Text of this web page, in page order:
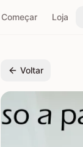
Começar Loja
Voltar